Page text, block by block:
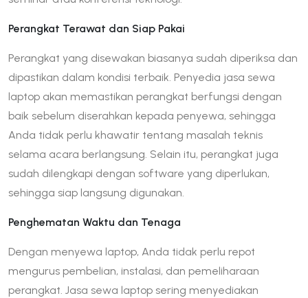
Perangkat Terawat dan Siap Pakai
Perangkat yang disewakan biasanya sudah diperiksa dan
dipastikan dalam kondisi terbaik. Penyedia jasa sewa
laptop akan memastikan perangkat berfungsi dengan
baik sebelum diserahkan kepada penyewa, sehingga
Anda tidak perlu khawatir tentang masalah teknis
selama acara berlangsung. Selain itu, perangkat juga
sudah dilengkapi dengan software yang diperlukan,
sehingga siap langsung digunakan.
Penghematan Waktu dan Tenaga
Dengan menyewa laptop, Anda tidak perlu repot
mengurus pembelian, instalasi, dan pemeliharaan
perangkat. Jasa sewa laptop sering menyediakan